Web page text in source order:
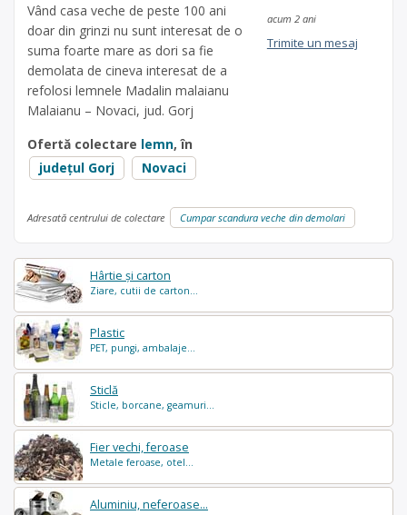
Hârtie și carton
Ziare, cutii de carton...
Plastic
PET, pungi, ambalaje...
Sticlă
Sticle, borcane, geamuri...
Fier vechi, feroase
Metale feroase, otel...
Aluminiu, neferoase...
Vând casa veche de peste 100 ani
doar din grinzi nu sunt interesat de o
suma foarte mare as dori sa fie
demolata de cineva interesat de a
refolosi lemnele Madalin malaianu
Malaianu – Novaci, jud. Gorj
Ofertă colectare lemn, în
județul Gorj
Novaci
acum 2 ani
Trimite un mesaj
Adresată centrului de colectare Cumpar scandura veche din demolari